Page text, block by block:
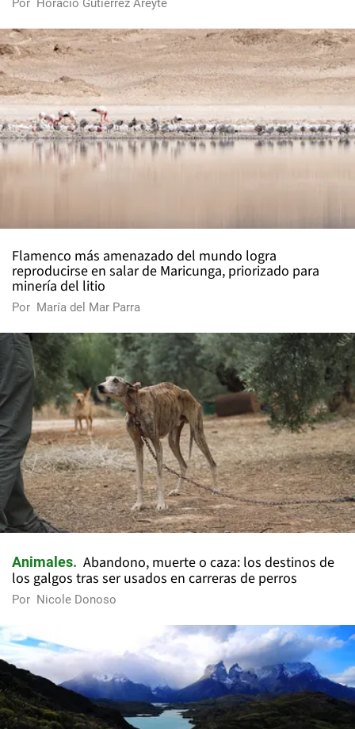
Por Horacio Gutiérrez Areyte
Flamenco más amenazado del mundo logra
reproducirse en salar de Maricunga, priorizado para
minería del litio
Por María del Mar Parra
Animales
Abandono, muerte o caza: los destinos de
los galgos tras ser usados en carreras de perros
Por Nicole Donoso